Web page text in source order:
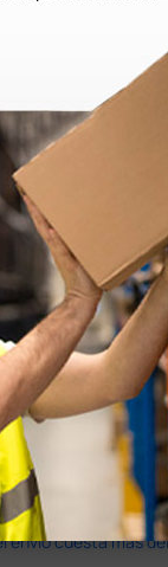
cuesta más